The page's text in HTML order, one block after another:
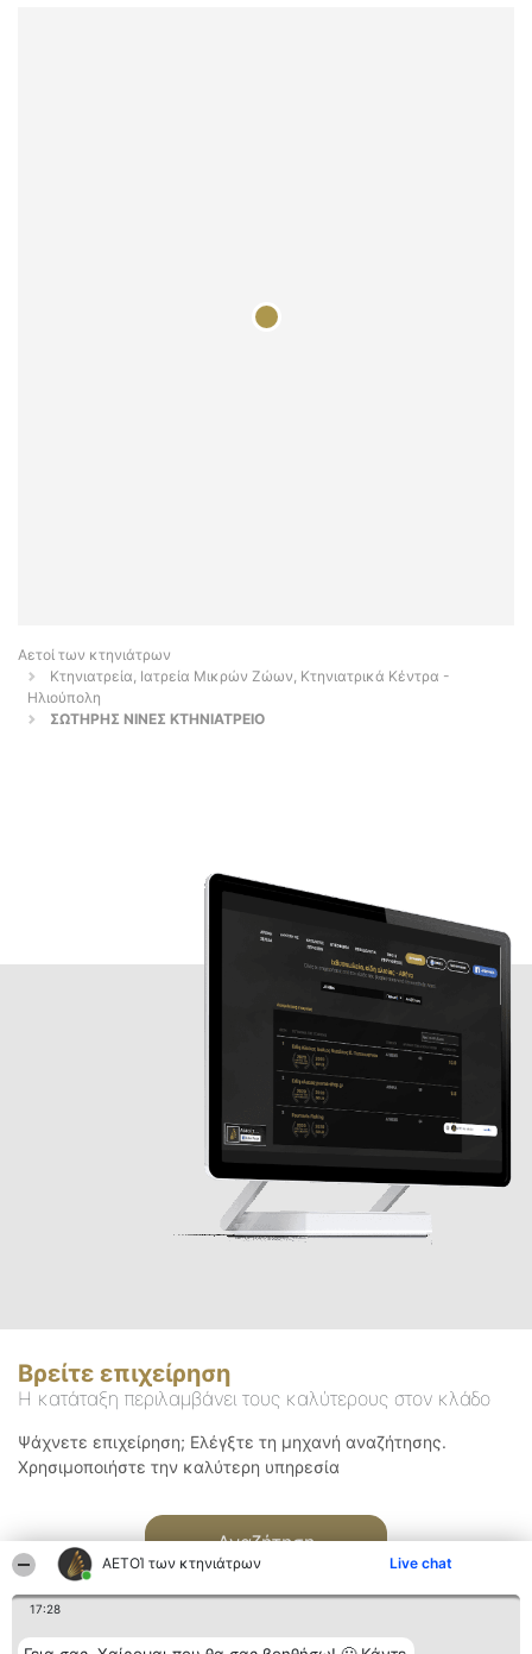
ΑΕΤΟΊ των κτηνιάτρων Live chat
17:28
Αετοί των κτηνιάτρων
Κτηνιατρεία, Ιατρεία Μικρών Ζώων, Κτηνιατρικά Κέντρα -
Ηλιούπολη
ΣΩΤΗΡΗΣ ΝΙΝΕΣ ΚΤΗΝΙΑΤΡΕΙΟ
Βρείτε επιχείρηση
Η κατάταξη περιλαμβάνει τους καλύτερους στον κλάδο
Ψάχνετε επιχείρηση; Ελέγξτε τη μηχανή αναζήτησης.
Χρησιμοποιήστε την καλύτερη υπηρεσία
Αναζήτηση